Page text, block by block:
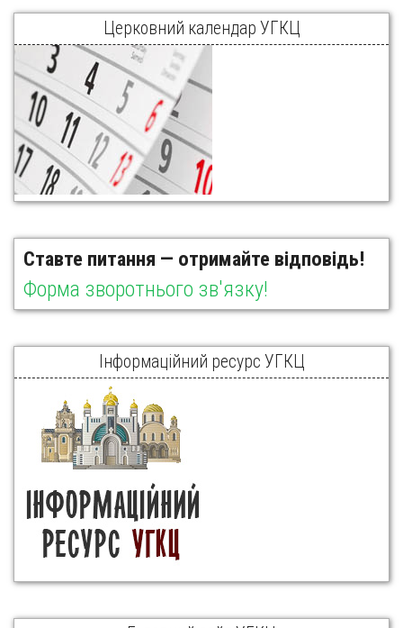
Церковний календар УГКЦ
Ставте питання — отримайте відповідь!
Форма зворотнього зв'язку!
Інформаційний ресурс УГКЦ